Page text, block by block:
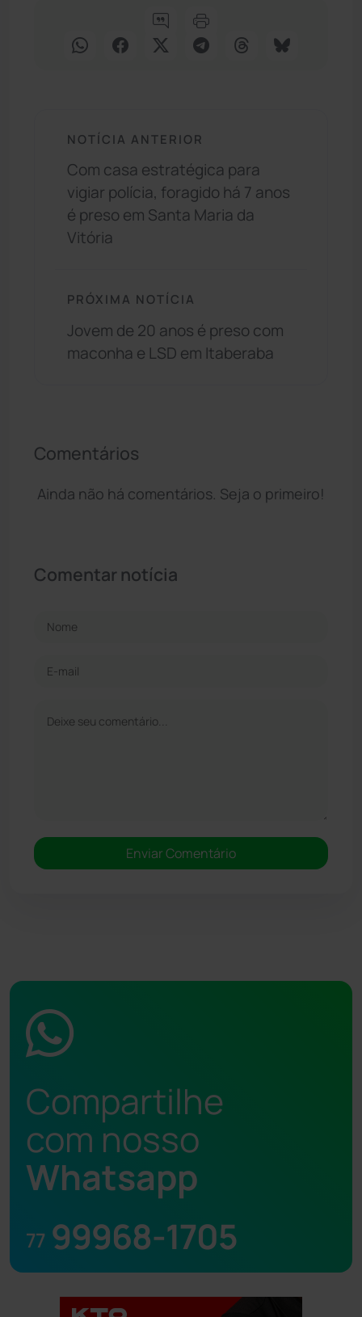
NOTÍCIA ANTERIOR
Com casa estratégica para
vigiar polícia, foragido há 7 anos
é preso em Santa Maria da
Vitória
PRÓXIMA NOTÍCIA
Jovem de 20 anos é preso com
maconha e LSD em Itaberaba
Comentários
Ainda não há comentários. Seja o primeiro!
Comentar notícia
Compartilhe
com nosso
Whatsapp
77 99968-1705